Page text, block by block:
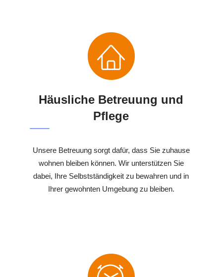
Häusliche Betreuung und
Pflege
Unsere Betreuung sorgt dafür, dass Sie zuhause
wohnen bleiben können. Wir unterstützen Sie
dabei, Ihre Selbstständigkeit zu bewahren und in
Ihrer gewohnten Umgebung zu bleiben.